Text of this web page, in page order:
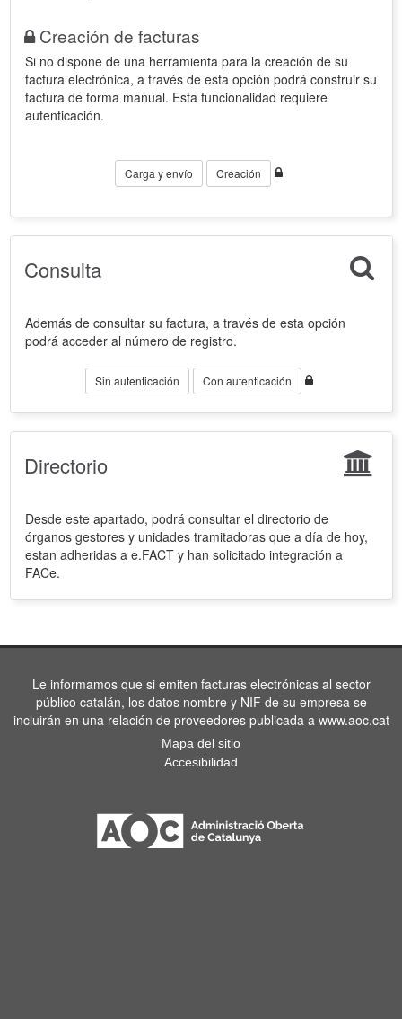
Creación de facturas
Si no dispone de una herramienta para la creación de su
factura electrónica, a través de esta opción podrá construir su
factura de forma manual. Esta funcionalidad requiere
autenticación.
Carga y envío Creación
Consulta
Además de consultar su factura, a través de esta opción
podrá acceder al número de registro.
Sin autenticación Con autenticación
Directorio
Desde este apartado, podrá consultar el directorio de
órganos gestores y unidades tramitadoras que a día de hoy,
estan adheridas a e.FACT y han solicitado integración a
FACe.
Le informamos que si emiten facturas electrónicas al sector
público catalán, los datos nombre y NIF de su empresa se
incluirán en una relación de proveedores publicada a www.aoc.cat
Mapa del sitio
Accesibilidad